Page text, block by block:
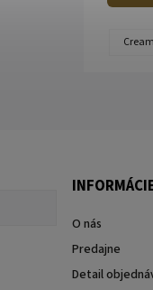
Cream
O nás
Predajne
Detail